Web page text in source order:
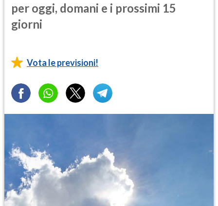
per oggi, domani e i prossimi 15
giorni
Vota le previsioni!